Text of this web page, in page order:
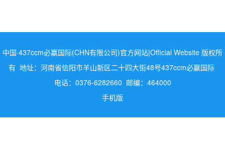
中国·437ccm必赢国际(CHN有限公司)官方网站|Official Website 版权所
有 地址：河南省信阳市羊山新区二十四大街48号437ccm必嬴国际
电话：0376-6282660 邮编：464000
手机版